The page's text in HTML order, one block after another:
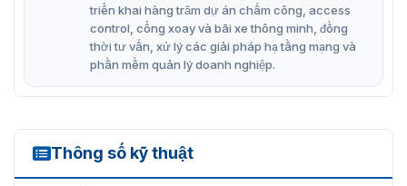
triển khai hàng trăm dự án chấm công, access
control, cổng xoay và bãi xe thông minh, đồng
thời tư vấn, xử lý các giải pháp hạ tầng mạng và
phần mềm quản lý doanh nghiệp.
Thông số kỹ thuật
DS-D42AM2